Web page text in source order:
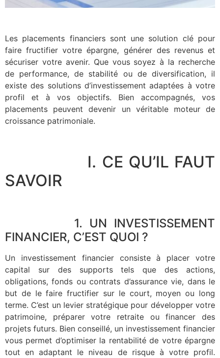
Les placements financiers sont une solution clé pour
faire fructifier votre épargne, générer des revenus et
sécuriser votre avenir. Que vous soyez à la recherche
de performance, de stabilité ou de diversification, il
existe des solutions d’investissement adaptées à votre
profil et à vos objectifs. Bien accompagnés, vos
placements peuvent devenir un véritable moteur de
croissance patrimoniale.
I. CE QU’IL FAUT
SAVOIR
1. UN INVESTISSEMENT
FINANCIER, C’EST QUOI ?
Un investissement financier consiste à placer votre
capital sur des supports tels que des actions,
obligations, fonds ou contrats d’assurance vie, dans le
but de le faire fructifier sur le court, moyen ou long
terme. C’est un levier stratégique pour développer votre
patrimoine, préparer votre retraite ou financer des
projets futurs. Bien conseillé, un investissement financier
vous permet d’optimiser la rentabilité de votre épargne
tout en adaptant le niveau de risque à votre profil.